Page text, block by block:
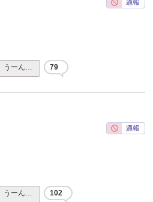
うーん… 79
うーん… 102